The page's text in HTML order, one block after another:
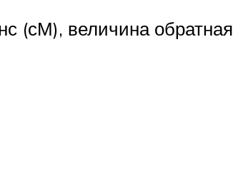
(сМ), величина обратная